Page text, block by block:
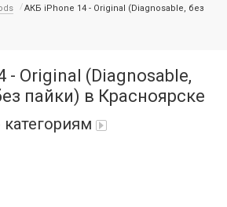
АКБ iPhone 14 - Original (Diagnosable, без
- Original (Diagnosable,
пайки) в Красноярске